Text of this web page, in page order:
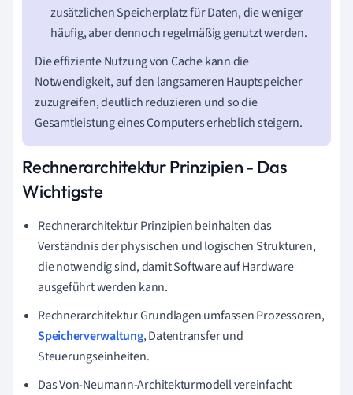
zusätzlichen Speicherplatz für Daten, die weniger
häufig, aber dennoch regelmäßig genutzt werden.
Die effiziente Nutzung von Cache kann die
Notwendigkeit, auf den langsameren Hauptspeicher
zuzugreifen, deutlich reduzieren und so die
Gesamtleistung eines Computers erheblich steigern.
Rechnerarchitektur Prinzipien - Das
Wichtigste
Rechnerarchitektur Prinzipien beinhalten das
Verständnis der physischen und logischen Strukturen,
die notwendig sind, damit Software auf Hardware
ausgeführt werden kann.
Rechnerarchitektur Grundlagen umfassen Prozessoren,
Speicherverwaltung, Datentransfer und
Steuerungseinheiten.
Das Von-Neumann-Architekturmodell vereinfacht